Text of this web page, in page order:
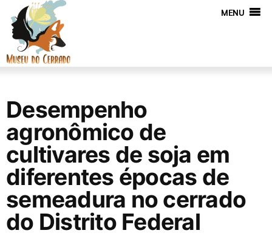
MENU
Desempenho
agronômico de
cultivares de soja em
diferentes épocas de
semeadura no cerrado
do Distrito Federal